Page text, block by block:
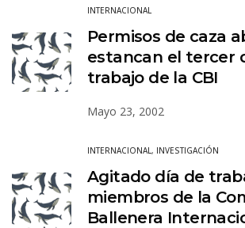
INTERNACIONAL
Permisos de caza
estancan el tercer
trabajo de la CBI
Mayo 23, 2002
INTERNACIONAL, INVESTIGACIÓN
Agitado día de
miembros de la
Ballenera